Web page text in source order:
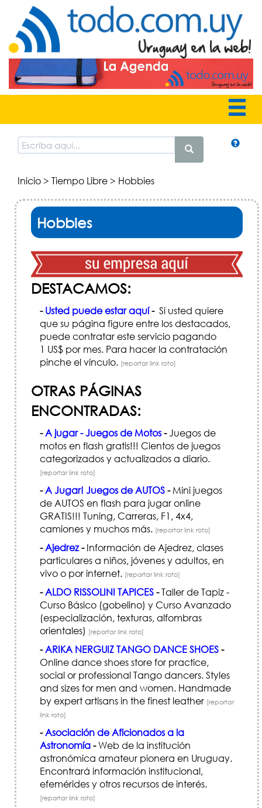
Inicio> Tiempo Libre> Hobbies
Hobbies
DESTACAMOS:
- Usted puede estar aquí-Si usted quiere
que su página figure entre los destacados,
puede contratar este servicio pagando
1 US$ por mes. Para hacer la contratación
pinche el vínculo. [reportar link roto]
OTRAS PÁGINAS
ENCONTRADAS:
-A jugar - Juegos de Motos-Juegos de
motos en flash gratis!!! Cientos de juegos
categorizados y actualizados a diario.
[reportar link roto]
-A Jugar! Juegos de AUTOS-Mini juegos
de AUTOS en flash para jugar online
GRATIS!!! Tuning, Carreras, F1, 4x4,
camiones y muchos más. [reportar link roto]
-Ajedrez-Información de Ajedrez, clases
particulares a niños, jóvenes y adultos, en
vivo o por internet. [reportar link roto]
-ALDO RISSOLINI TAPICES-Taller de Tapiz -
Curso Básico (gobelino) y Curso Avanzado
(especialización, texturas, alfombras
orientales) [reportar link roto]
-ARIKA NERGUIZ TANGO DANCE SHOES-
Online dance shoes store for practice,
social or professional Tango dancers. Styles
and sizes for men and women. Handmade
by expert artisans in the finest leather [reportar
link roto]
-Asociación de Aficionados a la
Astronomía-Web de la institución
astronómica amateur pionera en Uruguay.
Encontrará información institucional,
efemérides y otros recursos de interés.
[reportar link roto]